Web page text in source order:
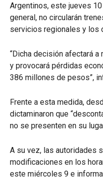
Argentinos, este jueves
general, no circularán
servicios regionales y los
“Dicha decisión afectará
y provocará pérdidas
386 millones de pesos”,
Frente a esta medida,
dictaminaron que
no se presenten en su
A su vez, las autoridades
modificaciones en los
este miércoles 9 e